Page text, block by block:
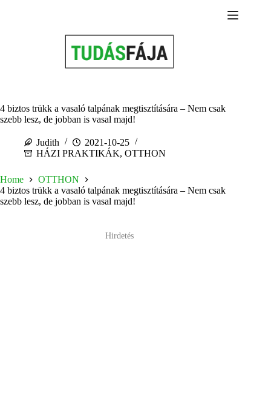
4 biztos trükk a vasaló talpának megtisztítására – Nem csak
szebb lesz, de jobban is vasal majd!
Judith
2021-10-25
HÁZI PRAKTIKÁK, OTTHON
Home
OTTHON
4 biztos trükk a vasaló talpának megtisztítására – Nem csak
szebb lesz, de jobban is vasal majd!
Hirdetés